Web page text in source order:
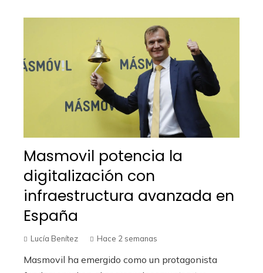
Masmovil potencia la
digitalización con
infraestructura avanzada en
España
Lucía Benítez Hace 2 semanas
Masmovil ha emergido como un protagonista